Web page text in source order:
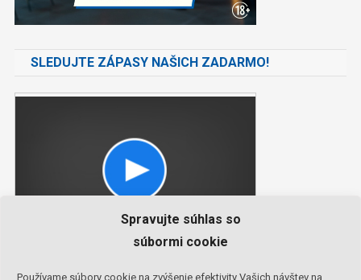
Spravujte súhlas so
súbormi cookie
Používame súbory cookie na zvýšenie efektivity Vašich návštev na
SLEDUJTE ZÁPASY NAŠICH ZADARMO!